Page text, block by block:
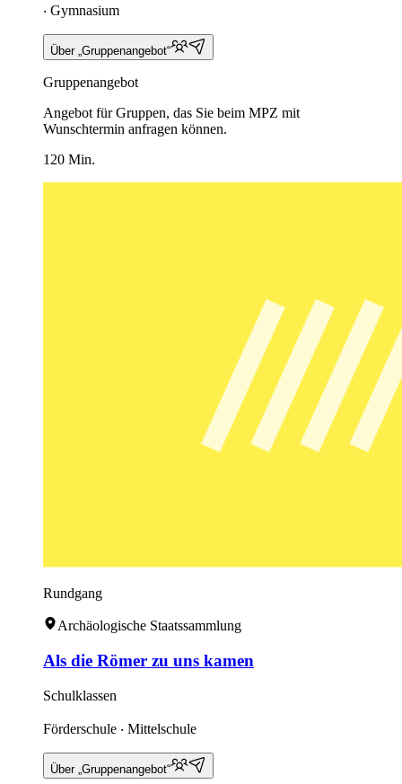
‧ Gymnasium
Über „Gruppenangebot“
Gruppenangebot
Angebot für Gruppen, das Sie beim MPZ mit
Wunschtermin anfragen können.
120 Min.
Rundgang
Archäologische Staatssammlung
Als die Römer zu uns kamen
Schulklassen
Förderschule ‧ Mittelschule
Über „Gruppenangebot“